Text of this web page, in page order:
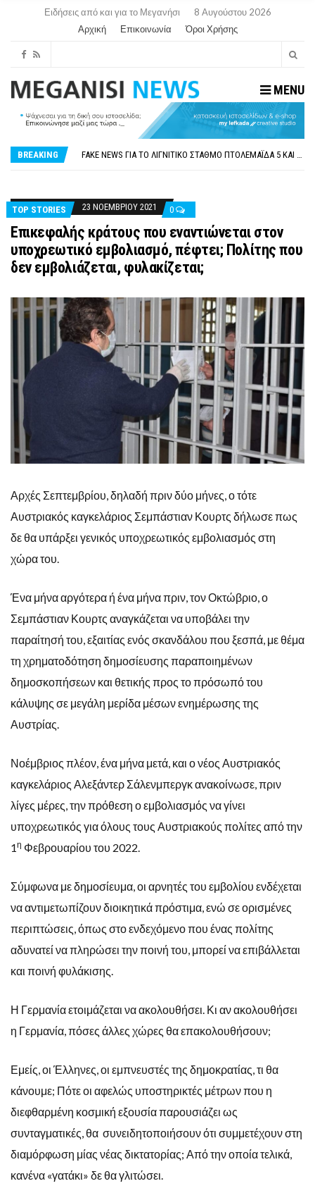
Ειδήσεις από και για το Μεγανήσι
8 Αυγούστου 2026
Αρχική
Επικοινωνία Όροι Χρήσης
MENU
BREAKING
ΠΑΡΑΙΤΉΘΗΚΕ Η ΑΝΤΙΔΉΜΑΡΧΟΣ ΠΟΛΙΤΙΣΜΟΎ ΜΕΓΑΝΗΣΊΟΥ Κ . ΕΥΑΓΓΕΛΊΑ ΜΕΛΆ. Η ΕΠΙΣΤΟΛΉ ΤΗΣ ΠΑΡΑΊΤΗΣΗΣ
FAKE NEWS ΓΙΑ ΤΟ ΛΙΓΝΙΤΙΚΌ ΣΤΑΘΜΌ ΠΤΟΛΕΜΑΪ́ΔΑ 5 ΚΑΙ ΤΗΝ ΕΝΕΡΓΕΙΑΚΉ ΑΣΦΆΛΕΙΑ ΤΗΣ ΧΏΡΑΣ
TOP STORIES
23 ΝΟΕΜΒΡΊΟΥ 2021 0
Επικεφαλής κράτους που εναντιώνεται στον
υποχρεωτικό εμβολιασμό, πέφτει; Πολίτης που
δεν εμβολιάζεται, φυλακίζεται;
Αρχές Σεπτεμβρίου, δηλαδή πριν δύο μήνες, ο τότε
Αυστριακός καγκελάριος Σεμπάστιαν Κουρτς δήλωσε πως
δε θα υπάρξει γενικός υποχρεωτικός εμβολιασμός στη
χώρα του.
Ένα μήνα αργότερα ή ένα μήνα πριν, τον Οκτώβριο, ο
Σεμπάστιαν Κουρτς αναγκάζεται να υποβάλει την
παραίτησή του, εξαιτίας ενός σκανδάλου που ξεσπά, με θέμα
τη χρηματοδότηση δημοσίευσης παραποιημένων
δημοσκοπήσεων και θετικής προς το πρόσωπό του
κάλυψης σε μεγάλη μερίδα μέσων ενημέρωσης της
Αυστρίας.
Νοέμβριος πλέον, ένα μήνα μετά, και ο νέος Αυστριακός
καγκελάριος Αλεξάντερ Σάλενμπεργκ ανακοίνωσε, πριν
λίγες μέρες, την πρόθεση ο εμβολιασμός να γίνει
υποχρεωτικός για όλους τους Αυστριακούς πολίτες από την
1η Φεβρουαρίου του 2022.
Σύμφωνα με δημοσίευμα, οι αρνητές του εμβολίου ενδέχεται
να αντιμετωπίζουν διοικητικά πρόστιμα, ενώ σε ορισμένες
περιπτώσεις, όπως στο ενδεχόμενο που ένας πολίτης
αδυνατεί να πληρώσει την ποινή του, μπορεί να επιβάλλεται
και ποινή φυλάκισης.
Η Γερμανία ετοιμάζεται να ακολουθήσει. Κι αν ακολουθήσει
η Γερμανία, πόσες άλλες χώρες θα επακολουθήσουν;
Εμείς, οι Έλληνες, οι εμπνευστές της δημοκρατίας, τι θα
κάνουμε; Πότε οι αφελώς υποστηρικτές μέτρων που η
διεφθαρμένη κοσμική εξουσία παρουσιάζει ως
συνταγματικές, θα συνειδητοποιήσουν ότι συμμετέχουν στη
διαμόρφωση μίας νέας δικτατορίας; Από την οποία τελικά,
κανένα «γατάκι» δε θα γλιτώσει.